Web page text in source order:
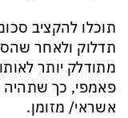
תוכלו להקציב
תדלוק ולאחר
מתודלק יותר
פאמפי, כך
אשראי/ מזומן.